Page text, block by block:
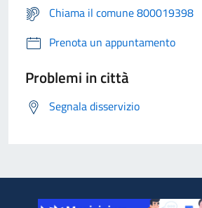
Chiama il comune 800019398
Prenota un appuntamento
Problemi in città
Segnala disservizio